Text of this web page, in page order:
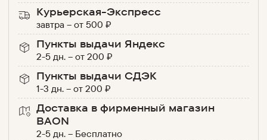
Курьерская-Экспресс
завтра –от500 ₽
Пункты выдачи Яндекс
2-5 дн. –от200 ₽
Пункты выдачи СДЭК
1-3 дн. –от200 ₽
Доставка в фирменный магазин
BAON
2-5 дн. – Бесплатно